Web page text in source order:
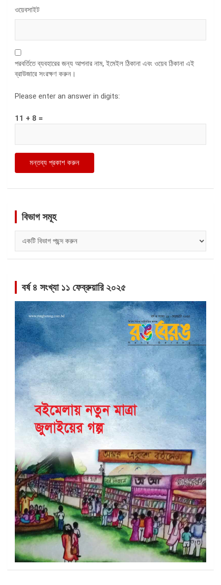
ওয়েবসাইট
পরবর্তিতে ব্যবহারের জন্য আপনার নাম, ইমেইল ঠিকানা এবং ওয়েব ঠিকানা এই
ব্রাউজারে সংরক্ষণ করুন।
Please enter an answer in digits:
11 + 8 =
বিভাগ সমূহ
সমূহ
বর্ষ ৪ সংখ্যা ১১ ফেব্রুয়ারি ২০২৫